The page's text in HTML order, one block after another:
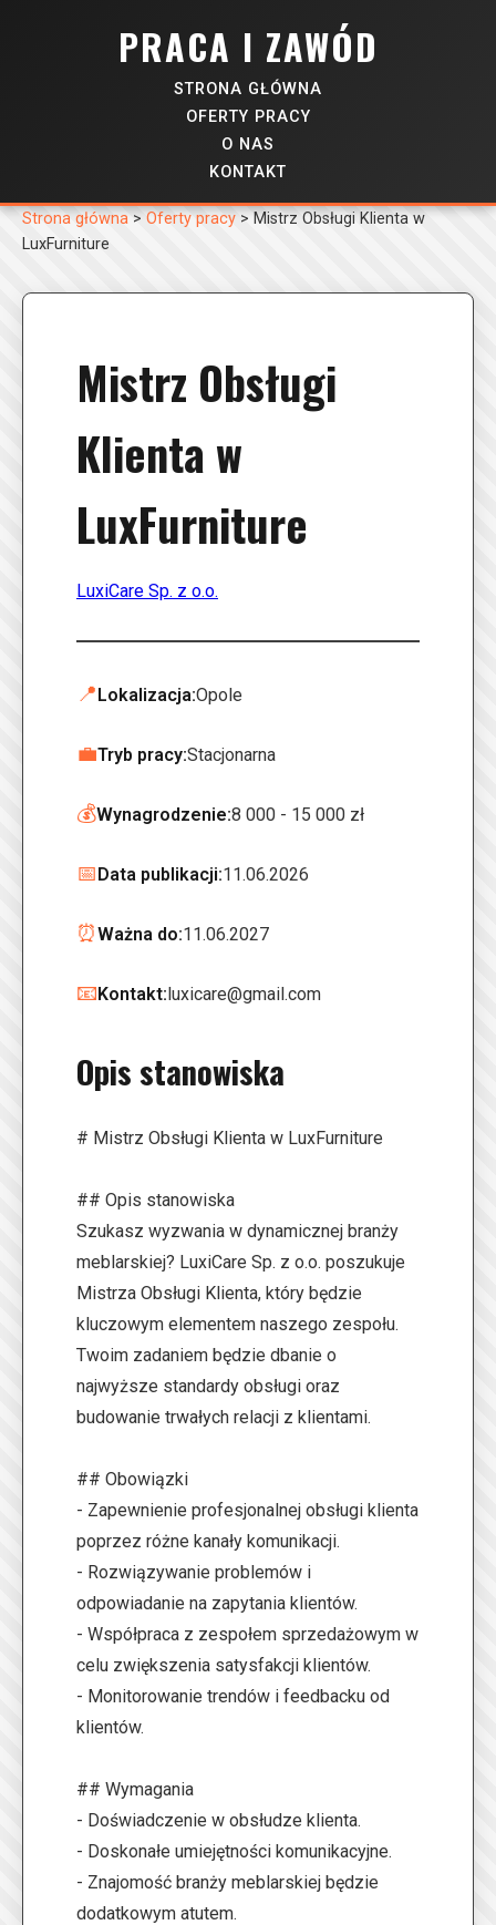
PRACA I ZAWÓD
STRONA GŁÓWNA
OFERTY PRACY
O NAS
KONTAKT
Strona główna> Oferty pracy >Mistrz Obsługi Klienta w
LuxFurniture
Mistrz Obsługi
Klienta w
LuxFurniture
LuxiCare Sp. z o.o.
📍Lokalizacja:Opole
💼Tryb pracy:Stacjonarna
💰Wynagrodzenie:8 000 - 15 000 zł
📅Data publikacji:11.06.2026
⏰Ważna do:11.06.2027
📧Kontakt:luxicare@gmail.com
Opis stanowiska
# Mistrz Obsługi Klienta w LuxFurniture
## Opis stanowiska
Szukasz wyzwania w dynamicznej branży
meblarskiej? LuxiCare Sp. z o.o. poszukuje
Mistrza Obsługi Klienta, który będzie
kluczowym elementem naszego zespołu.
Twoim zadaniem będzie dbanie o
najwyższe standardy obsługi oraz
budowanie trwałych relacji z klientami.
## Obowiązki
- Zapewnienie profesjonalnej obsługi klienta
poprzez różne kanały komunikacji.
- Rozwiązywanie problemów i
odpowiadanie na zapytania klientów.
- Współpraca z zespołem sprzedażowym w
celu zwiększenia satysfakcji klientów.
- Monitorowanie trendów i feedbacku od
klientów.
## Wymagania
- Doświadczenie w obsłudze klienta.
- Doskonałe umiejętności komunikacyjne.
- Znajomość branży meblarskiej będzie
dodatkowym atutem.